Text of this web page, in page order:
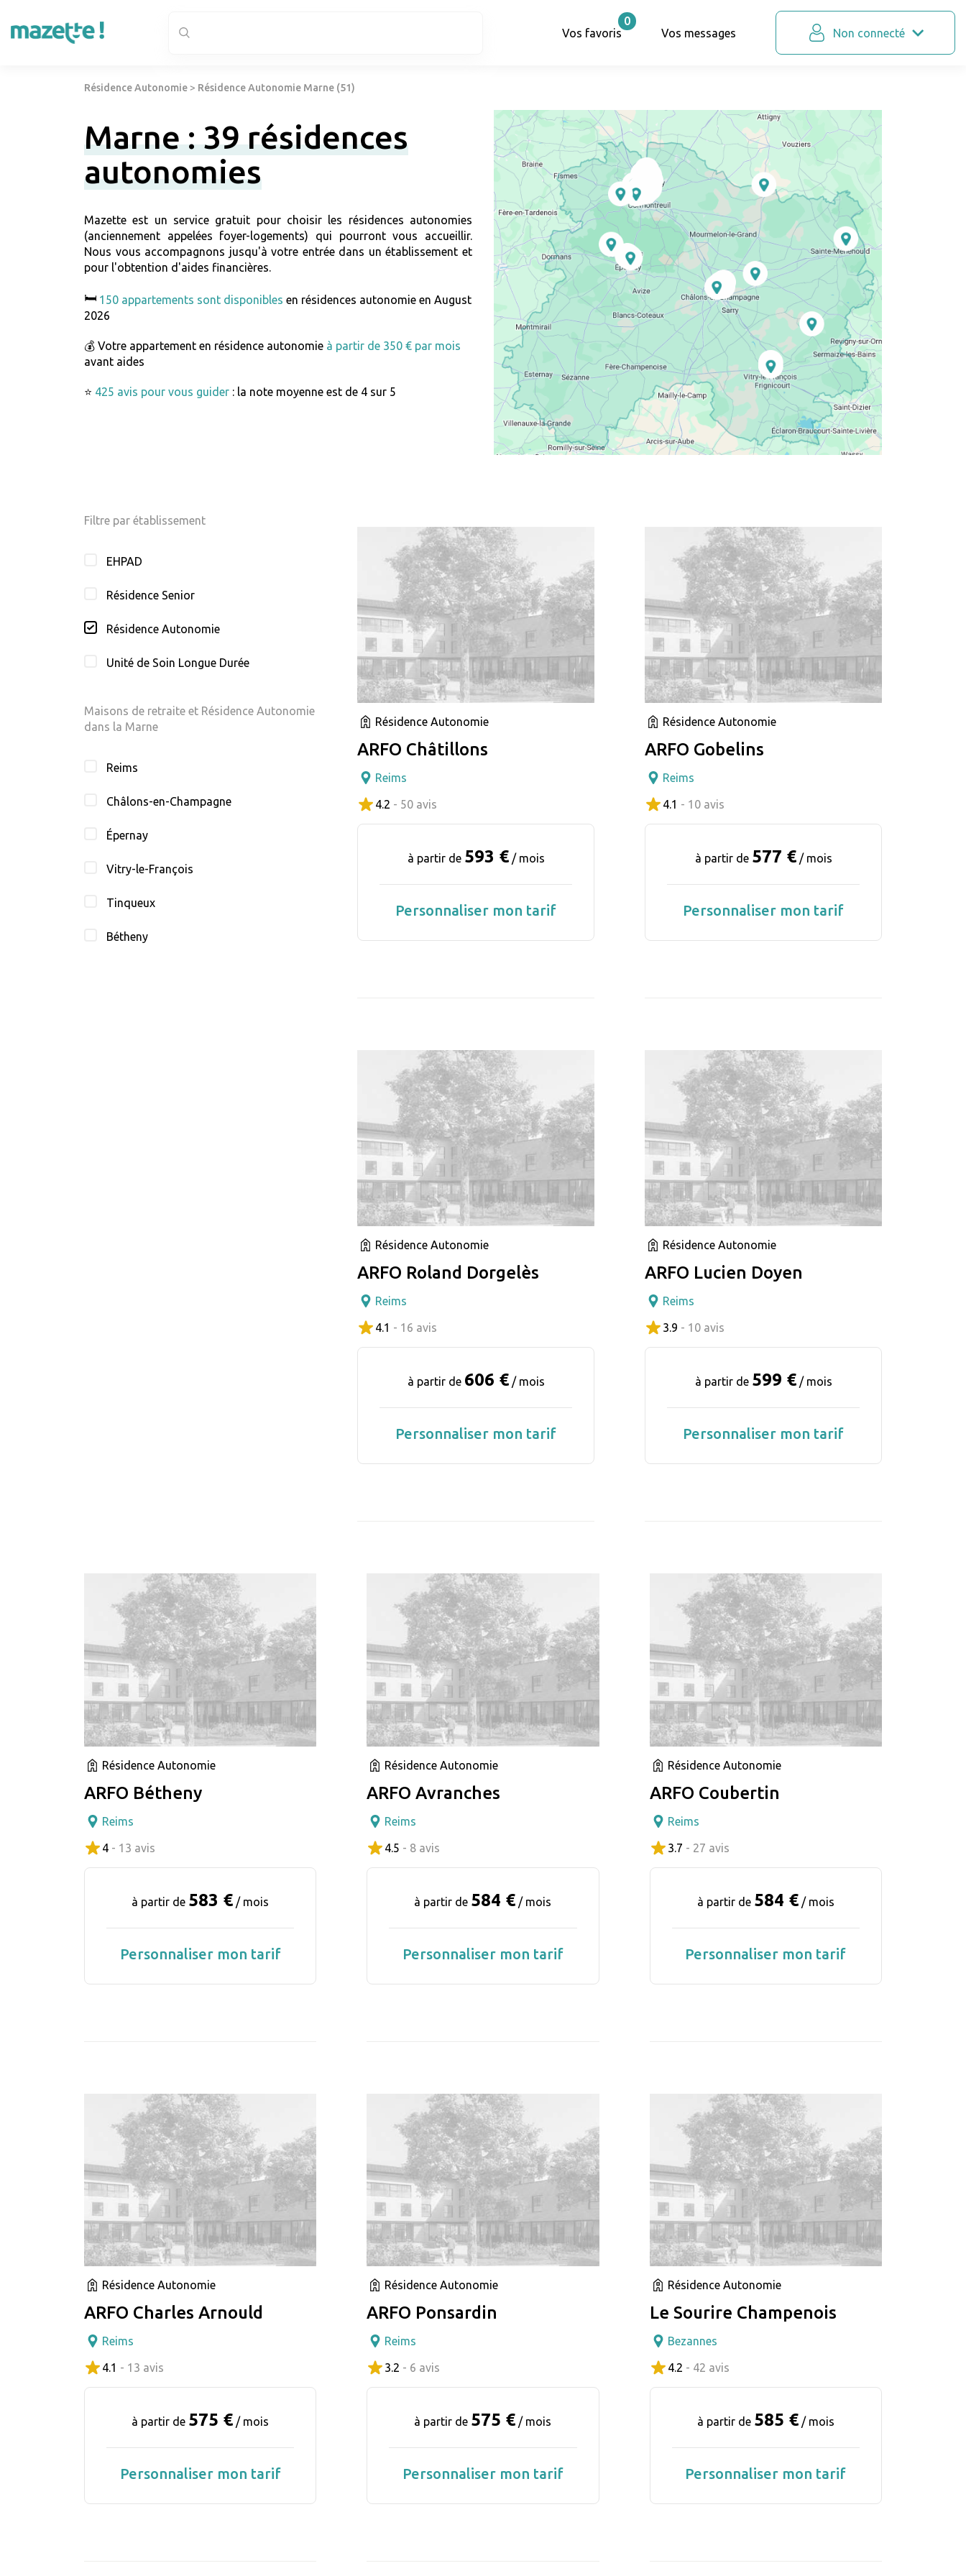
Vos favoris
0
Vos messages
Non connecté
Résidence Autonomie > Résidence Autonomie Marne (51)
Marne : 39 résidences
autonomies
Mazette est un service gratuit pour choisir les résidences autonomies
(anciennement appelées foyer-logements) qui pourront vous accueillir.
Nous vous accompagnons jusqu'à votre entrée dans un établissement et
pour l'obtention d'aides financières.
🛏️ 150 appartements sont disponibles en résidences autonomie en August
2026
💰 Votre appartement en résidence autonomie à partir de 350 € par mois
avant aides
⭐ 425 avis pour vous guider : la note moyenne est de 4 sur 5
Filtre par établissement
EHPAD
Résidence Senior
Résidence Autonomie
Unité de Soin Longue Durée
Maisons de retraite et Résidence Autonomie
dans la Marne
Reims
Châlons-en-Champagne
Épernay
Vitry-le-François
Tinqueux
Bétheny
Résidence Autonomie
ARFO Châtillons
Reims
4.2 - 50 avis
à partir de 593 € / mois
Personnaliser mon tarif
Résidence Autonomie
ARFO Gobelins
Reims
4.1 - 10 avis
à partir de 577 € / mois
Personnaliser mon tarif
Résidence Autonomie
ARFO Roland Dorgelès
Reims
4.1 - 16 avis
à partir de 606 € / mois
Personnaliser mon tarif
Résidence Autonomie
ARFO Lucien Doyen
Reims
3.9 - 10 avis
à partir de 599 € / mois
Personnaliser mon tarif
Résidence Autonomie
ARFO Bétheny
Reims
4 - 13 avis
à partir de 583 € / mois
Personnaliser mon tarif
Résidence Autonomie
ARFO Avranches
Reims
4.5 - 8 avis
à partir de 584 € / mois
Personnaliser mon tarif
Résidence Autonomie
ARFO Coubertin
Reims
3.7 - 27 avis
à partir de 584 € / mois
Personnaliser mon tarif
Résidence Autonomie
ARFO Charles Arnould
Reims
4.1 - 13 avis
à partir de 575 € / mois
Personnaliser mon tarif
Résidence Autonomie
ARFO Ponsardin
Reims
3.2 - 6 avis
à partir de 575 € / mois
Personnaliser mon tarif
Résidence Autonomie
Le Sourire Champenois
Bezannes
4.2 - 42 avis
à partir de 585 € / mois
Personnaliser mon tarif